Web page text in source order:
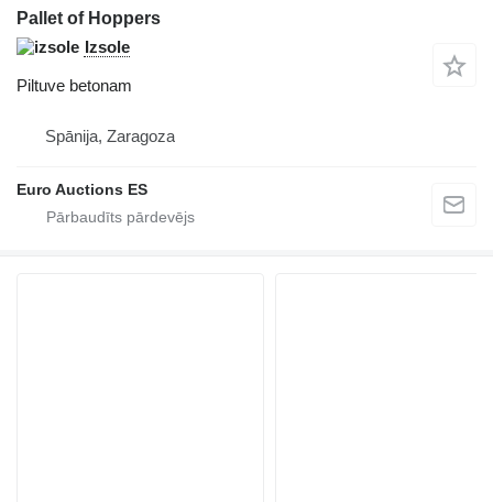
Pallet of Hoppers
Izsole
Piltuve betonam
Spānija, Zaragoza
Euro Auctions ES